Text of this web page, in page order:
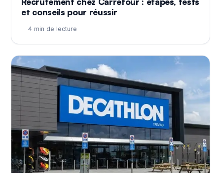
et conseils pour réussir
4 min de lecture